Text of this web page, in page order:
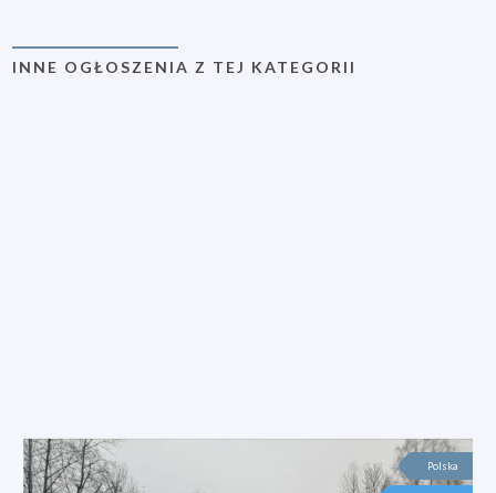
INNE OGŁOSZENIA Z TEJ KATEGORII
Polska